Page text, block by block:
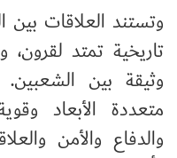
وتستند العلاقات بين
تاريخية تمتد لقرون،
وثيقة بين
متعددة الأبعاد
والدفاع والأمن